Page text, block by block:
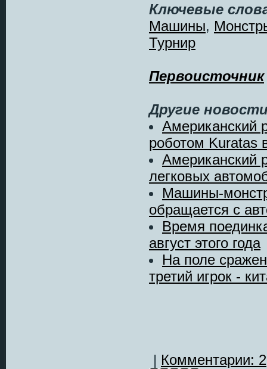
Ключевые
Машины,
Турнир
Первоисточник
Другие
Американский
роботом Kuratas
Американский
легковых
Машины-
обращается с
Время
август этого года
На поле
третий игрок -
| Комментарии: 2